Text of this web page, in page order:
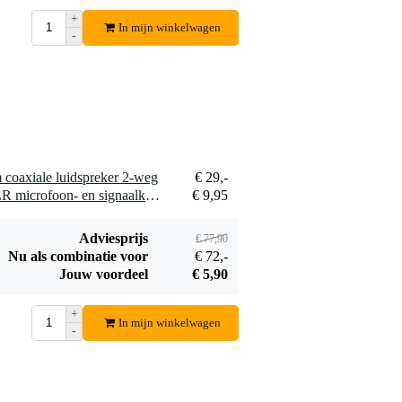
+
-
In mijn winkelwagen
luidspreker 2-weg
€ 29,-
2 x Devine MIC100/10 XLR microfoon- en signaalkabel 10 meter
€ 9,95
Adviesprijs € 77,90
Nu als combinatie voor
€ 72,-
Jouw voordeel
€ 5,90
+
-
In mijn winkelwagen